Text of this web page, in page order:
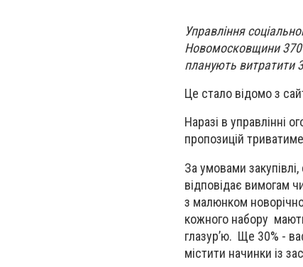
Управління
Новомосковщини 370
планують витратити
Це стало відомо з
Наразі в управлінні
пропозицій
За умовами
відповідає вимогам
з малюнком
кожного набору
глазур’ю. Ще 30% -
містити начинки із